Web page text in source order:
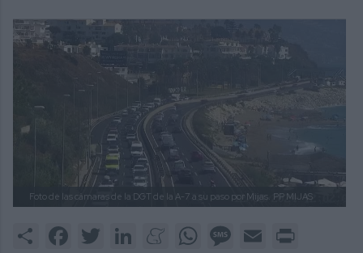
Foto de las cámaras de la DGT de la A-7 a su paso por Mijas. PP MIJAS
Share FacebookTwitter LinkedInMeneameWhatsAppMessage
Email